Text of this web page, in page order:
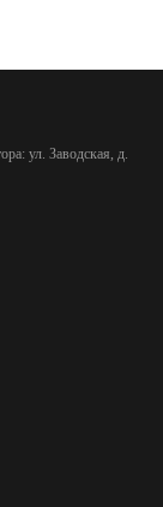
ул. Заводская, д.